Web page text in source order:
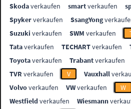
Skodaverkaufen smartverkaufen
Spykerverkaufen SsangYong
Suzuki verkaufen SWM verkaufen
Tataverkaufen TECHARTverkaufen
Toyotaverkaufen Trabantverkaufen
TVR verkaufen V Vauxhall
Volvoverkaufen VWverkaufen W
Westfieldverkaufen Wiesmann